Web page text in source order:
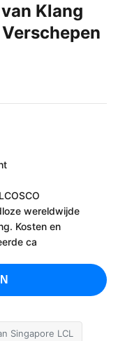
Klang
wereldwijde
Kosten en
ca
Singapore LCL